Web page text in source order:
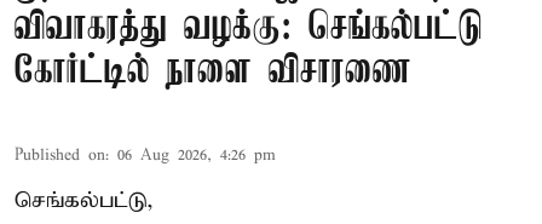
விவாகரத்து வழக்கு: செங்கல்பட்டு
கோர்ட்டில் நாளை விசாரணை
Published on: 06 Aug 2026, 4:26 pm
செங்கல்பட்டு,